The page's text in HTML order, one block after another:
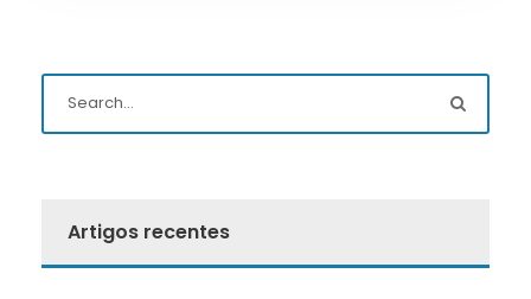
Artigos recentes